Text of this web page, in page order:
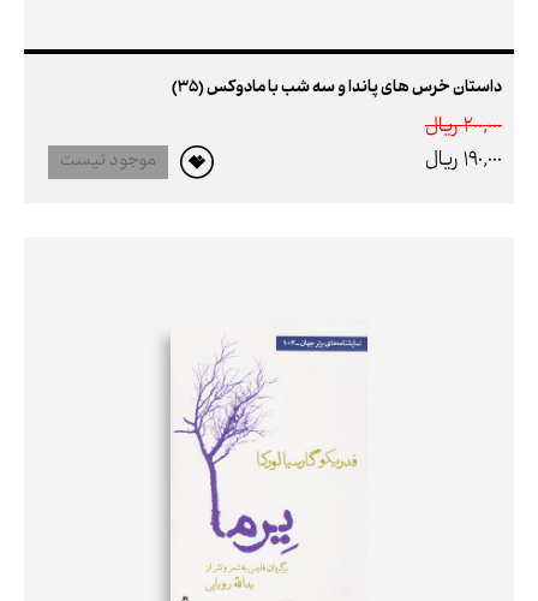
داستان خرس های پاندا و سه شب با مادوکس (35)
200,000 ريال
190,000 ريال
موجود نیست